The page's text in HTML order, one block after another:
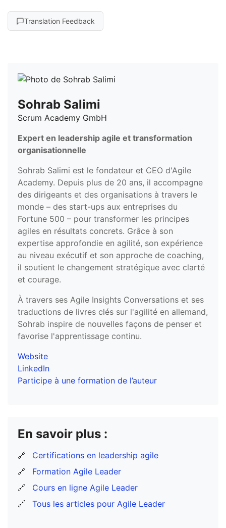
Translation Feedback
Sohrab Salimi
Scrum Academy GmbH
Expert en leadership agile et transformation
organisationnelle
Sohrab Salimi est le fondateur et CEO d'Agile
Academy. Depuis plus de 20 ans, il accompagne
des dirigeants et des organisations à travers le
monde – des start-ups aux entreprises du
Fortune 500 – pour transformer les principes
agiles en résultats concrets. Grâce à son
expertise approfondie en agilité, son expérience
au niveau exécutif et son approche de coaching,
il soutient le changement stratégique avec clarté
et courage.
À travers ses Agile Insights Conversations et ses
traductions de livres clés sur l'agilité en allemand,
Sohrab inspire de nouvelles façons de penser et
favorise l'apprentissage continu.
Website
LinkedIn
Participe à une formation de l’auteur
En savoir plus :
🔗
Certifications en leadership agile
🔗
Formation Agile Leader
🔗
Cours en ligne Agile Leader
🔗
Tous les articles pour Agile Leader